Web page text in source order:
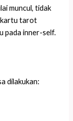
muncul, tidak
kartu tarot
pada inner-self.
dilakukan: